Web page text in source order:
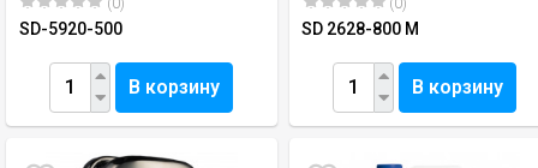
SD-5920-500
В корзину
SD 2628-800 M
В корзину